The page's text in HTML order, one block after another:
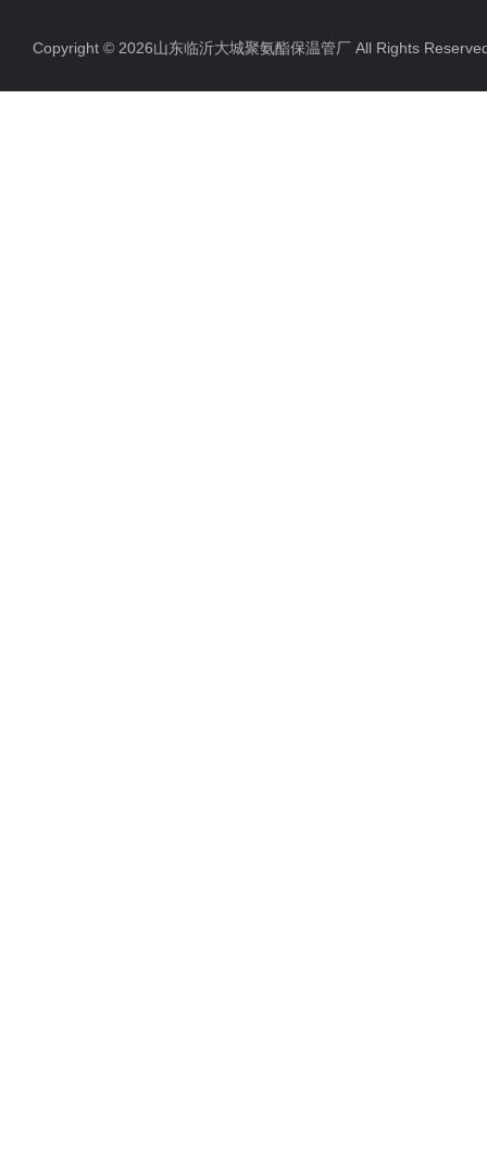
Copyright © 2026山东临沂大城聚氨酯保温管厂 All Rights